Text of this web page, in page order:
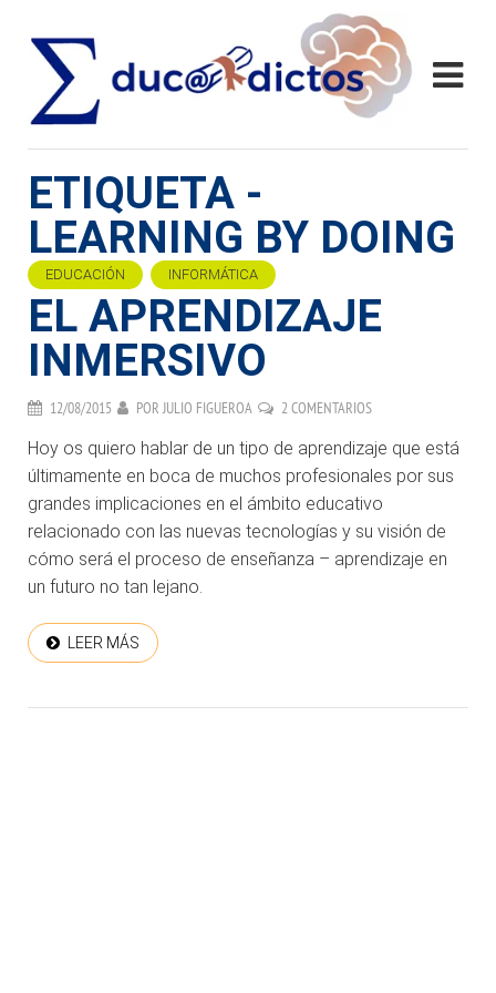
ETIQUETA -
LEARNING BY DOING
EDUCACIÓN INFORMÁTICA
EL APRENDIZAJE
INMERSIVO
12/08/2015 PORJULIO FIGUEROA 2 COMENTARIOS
Hoy os quiero hablar de un tipo de aprendizaje que está
últimamente en boca de muchos profesionales por sus
grandes implicaciones en el ámbito educativo
relacionado con las nuevas tecnologías y su visión de
cómo será el proceso de enseñanza – aprendizaje en
un futuro no tan lejano.
LEER MÁS